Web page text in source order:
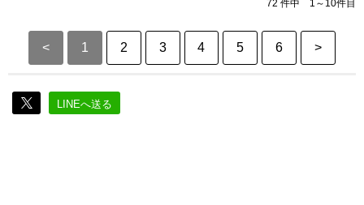
72 件中 1～10件目
< 1 2 3 4 5 6 >
LINEへ送る